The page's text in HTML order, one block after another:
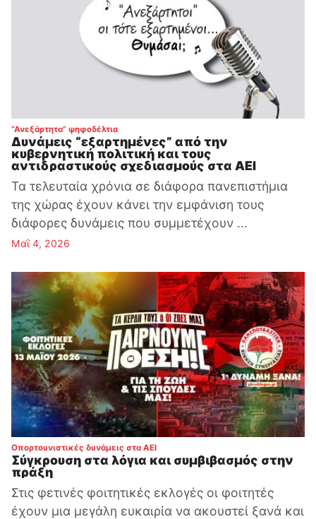
“Ανεξάρτητα” ψηφοδέλτια:
Δυνάμεις “εξαρτημένες” από την
κυβερνητική πολιτική και τους
αντιδραστικούς σχεδιασμούς στα ΑΕΙ
Τα τελευταία χρόνια σε διάφορα πανεπιστήμια
της χώρας έχουν κάνει την εμφάνιση τους
διάφορες δυνάμεις που συμμετέχουν ...
Μαΐ 4, 2026
Οπορτουνιστικές δυνάμεις στα ΑΕΙ:
Σύγκρουση στα λόγια και συμβιβασμός στην
πράξη
Στις φετινές φοιτητικές εκλογές οι φοιτητές
έχουν μια μεγάλη ευκαιρία να ακουστεί ξανά και